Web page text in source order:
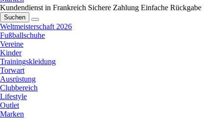
Kundendienst in Frankreich Sichere Zahlung Einfache Rückgabe
Suchen
Weltmeisterschaft 2026
Fußballschuhe
Vereine
Kinder
Trainingskleidung
Torwart
Ausrüstung
Clubbereich
Lifestyle
Outlet
Marken